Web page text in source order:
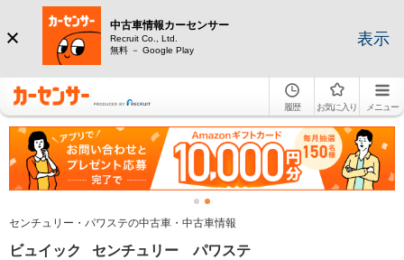
中古車情報カーセンサー
Recruit Co., Ltd.
無料 － Google Play
表示
履歴 お気に入り メニュー
センチュリー・パワステの中古車・中古車情報
ビュイック センチュリー パワステ